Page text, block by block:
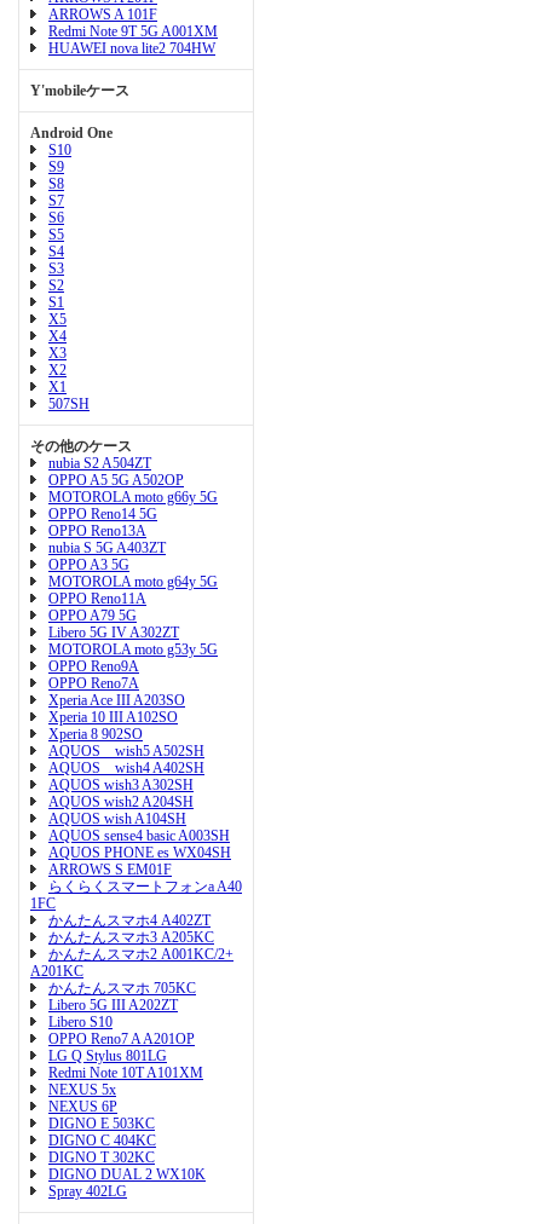
ARROWS A 101F
Redmi Note 9T 5G A001XM
HUAWEI nova lite2 704HW
Y'mobileケース
Android One
S10
S9
S8
S7
S6
S5
S4
S3
S2
S1
X5
X4
X3
X2
X1
507SH
その他のケース
nubia S2 A504ZT
OPPO A5 5G A502OP
MOTOROLA moto g66y 5G
OPPO Reno14 5G
OPPO Reno13A
nubia S 5G A403ZT
OPPO A3 5G
MOTOROLA moto g64y 5G
OPPO Reno11A
OPPO A79 5G
Libero 5G IV A302ZT
MOTOROLA moto g53y 5G
OPPO Reno9A
OPPO Reno7A
Xperia Ace III A203SO
Xperia 10 III A102SO
Xperia 8 902SO
AQUOS wish5 A502SH
AQUOS wish4 A402SH
AQUOS wish3 A302SH
AQUOS wish2 A204SH
AQUOS wish A104SH
AQUOS sense4 basic A003SH
AQUOS PHONE es WX04SH
ARROWS S EM01F
らくらくスマートフォンa A40
1FC
かんたんスマホ4 A402ZT
かんたんスマホ3 A205KC
かんたんスマホ2 A001KC/2+
A201KC
かんたんスマホ 705KC
Libero 5G III A202ZT
Libero S10
OPPO Reno7 A A201OP
LG Q Stylus 801LG
Redmi Note 10T A101XM
NEXUS 5x
NEXUS 6P
DIGNO E 503KC
DIGNO C 404KC
DIGNO T 302KC
DIGNO DUAL 2 WX10K
Spray 402LG